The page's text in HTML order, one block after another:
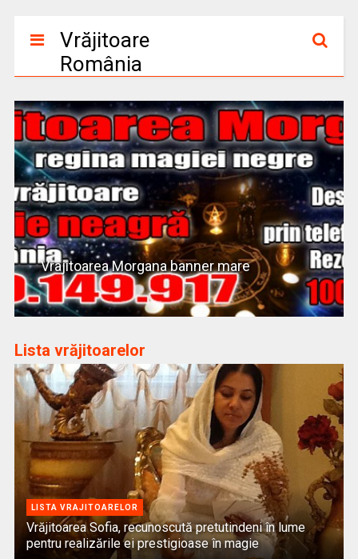
Vrăjitoare
România
Vrajitoarea Morgana banner mare
Lista vrăjitoarelor
LISTA VRAJITOARELOR
Vrăjitoarea Sofia, recunoscută pretutindeni în lume
pentru realizările ei prestigioase în magie